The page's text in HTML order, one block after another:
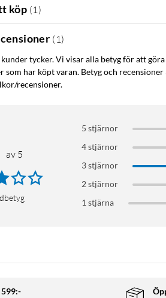
synlighet. Med 270 lm och 110°
och laddning
du snabbt kan sätta upp armaturen
litiumjonbatteriet laddas via
4000/6500 K
köp (1 )
( 1 )
tycker. Vi visar alla betyg för att
som har köpt varan. Betyg och
recensioner.
av 5
5 stjärnor
4 stjärnor
3 stjärnor
2 stjärnor
1 stjärna